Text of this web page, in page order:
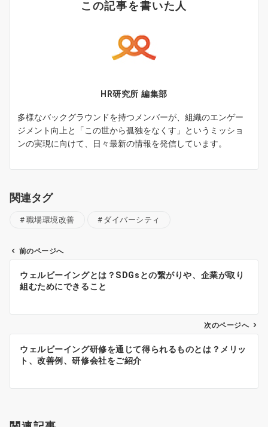
この記事を書いた人
HR研究所 編集部
多様なバックグラウンドを持つメンバーが、組織のエンゲー
ジメント向上と「この世から孤独をなくす」というミッショ
ンの実現に向けて、日々最新の情報を発信しています。
関連タグ
職場環境改善 ダイバーシティ
ビ
ン
前のページへ
ウェルビーイングとは？SDGsとの繋がりや、企業が取り
組むためにできること
次のページへ
ウェルビーイング研修を通じて得られるものとは？メリッ
ト、改善例、研修会社をご紹介